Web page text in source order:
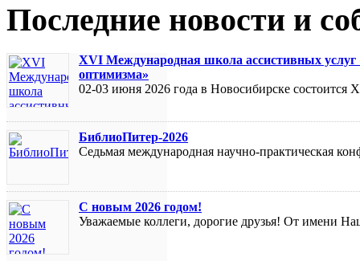
Последние новости и
XVI Международная школа ассистивных услуг
оптимизма»
02-03 июня 2026 года в Новосибирске
БиблиоПитер-2026
Седьмая международная научно-практическая
С новым 2026 годом!
Уважаемые коллеги, дорогие друзья! От имени